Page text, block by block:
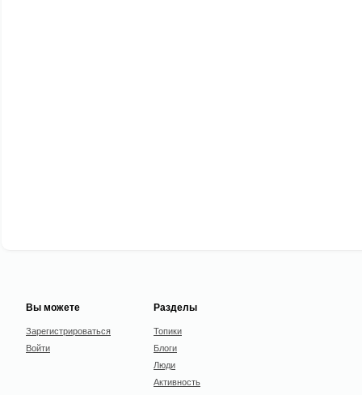
Вы можете
Зарегистрироваться
Войти
Разделы
Топики
Блоги
Люди
Активность